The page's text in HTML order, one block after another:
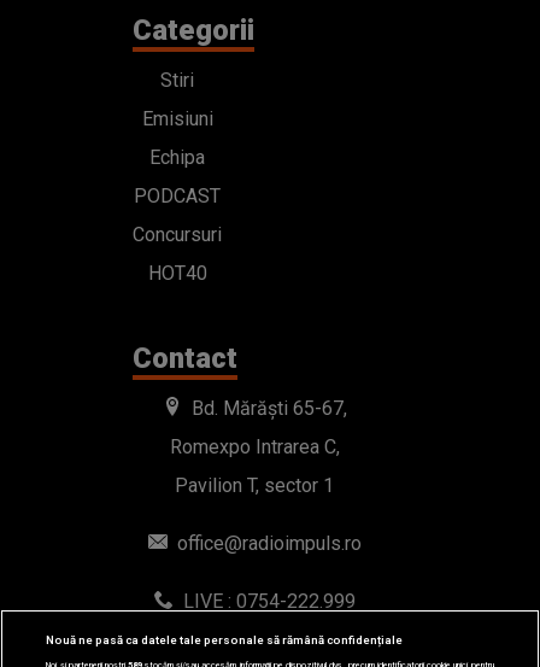
Categorii
Stiri
Emisiuni
Echipa
PODCAST
Concursuri
HOT40
Contact
Bd. Mărăști 65-67,
Romexpo Intrarea C,
Pavilion T, sector 1
office@radioimpuls.ro
LIVE : 0754-222.999
WhatsApp: 0754-222.999
Nouă ne pasă ca datele tale personale să rămână confidențiale
Noi și partenerii noștri589stocăm și/sau accesăm informații pe dispozitivul dvs., precum identificatorii cookie unici pentru